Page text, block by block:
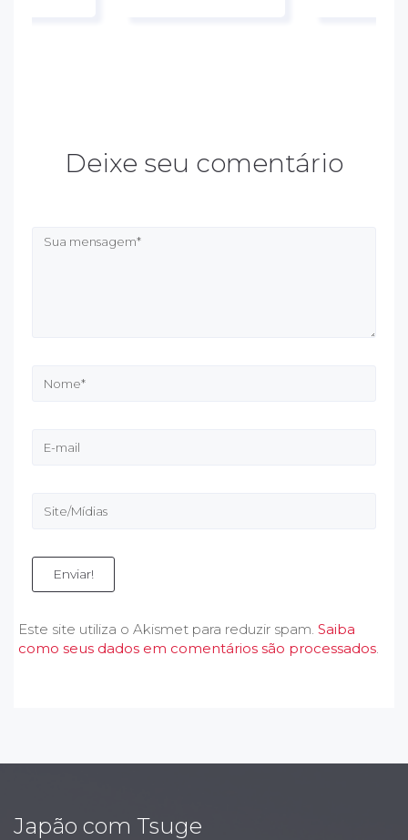
Deixe seu comentário
Enviar!
Este site utiliza o Akismet para reduzir spam. Saiba
como seus dados em comentários são processados.
Japão com Tsuge